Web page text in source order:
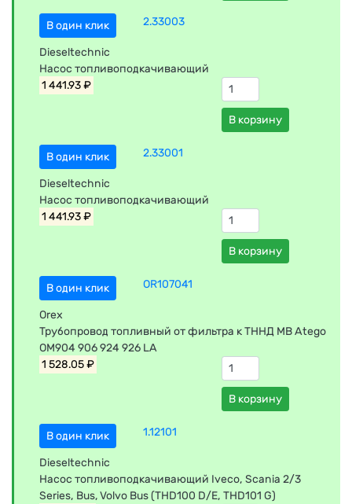
В один клик 2.33003
Dieseltechnic
Насос топливоподкачивающий
1 441.93 ₽
В корзину
В один клик 2.33001
Dieseltechnic
Насос топливоподкачивающий
1 441.93 ₽
В корзину
В один клик OR107041
Orex
Трубопровод топливный от фильтра к ТННД MB Atego
OM904 906 924 926 LA
1 528.05 ₽
В корзину
В один клик 1.12101
Dieseltechnic
Насос топливоподкачивающий Iveco, Scania 2/3
Series, Bus, Volvo Bus (THD100 D/E, THD101 G)